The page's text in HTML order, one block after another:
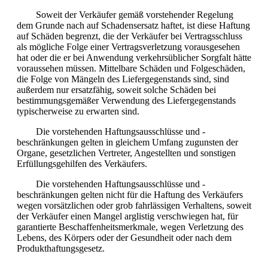
Soweit der Verkäufer gemäß vorstehender Regelung
dem Grunde nach auf Schadensersatz haftet, ist diese Haftung
auf Schäden begrenzt, die der Verkäufer bei Vertragsschluss
als mögliche Folge einer Vertragsverletzung vorausgesehen
hat oder die er bei Anwendung verkehrsüblicher Sorgfalt hätte
voraussehen müssen. Mittelbare Schäden und Folgeschäden,
die Folge von Mängeln des Liefergegenstands sind, sind
außerdem nur ersatzfähig, soweit solche Schäden bei
bestimmungsgemäßer Verwendung des Liefergegenstands
typischerweise zu erwarten sind.
Die vorstehenden Haftungsausschlüsse und -
beschränkungen gelten in gleichem Umfang zugunsten der
Organe, gesetzlichen Vertreter, Angestellten und sonstigen
Erfüllungsgehilfen des Verkäufers.
Die vorstehenden Haftungsausschlüsse und -
beschränkungen gelten nicht für die Haftung des Verkäufers
wegen vorsätzlichen oder grob fahrlässigen Verhaltens, soweit
der Verkäufer einen Mangel arglistig verschwiegen hat, für
garantierte Beschaffenheitsmerkmale, wegen Verletzung des
Lebens, des Körpers oder der Gesundheit oder nach dem
Produkthaftungsgesetz.